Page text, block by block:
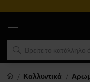
σε
Καλλυντικά